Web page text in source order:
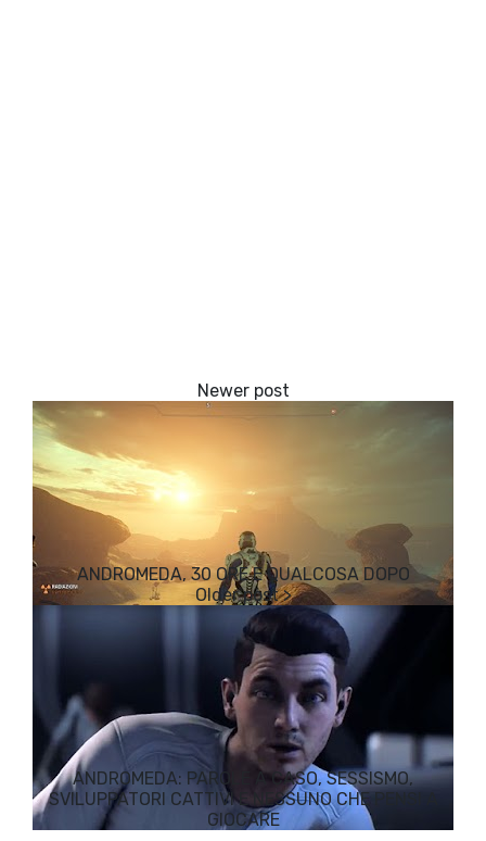
ANDROMEDA, 30 ORE E QUALCOSA DOPO
ANDROMEDA: PAROLE A CASO, SESSISMO,
SVILUPPATORI CATTIVI E NESSUNO CHE PENSI A
GIOCARE